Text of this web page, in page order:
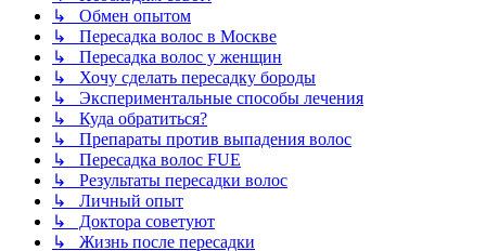
↳ Обмен опытом
↳ Пересадка волос в Москве
↳ Пересадка волос у женщин
↳ Хочу сделать пересадку бороды
↳ Экспериментальные способы лечения
↳ Куда обратиться?
↳ Препараты против выпадения волос
↳ Пересадка волос FUE
↳ Результаты пересадки волос
↳ Личный опыт
↳ Доктора советуют
↳ Жизнь после пересадки